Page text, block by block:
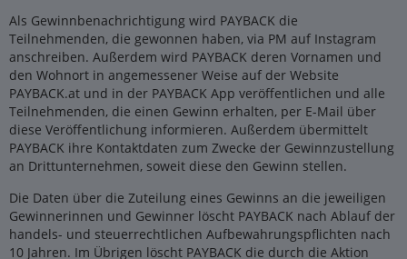
Als Gewinnbenachrichtigung wird PAYBACK die
Teilnehmenden, die gewonnen haben, via PM auf Instagram
anschreiben. Außerdem wird PAYBACK deren Vornamen und
den Wohnort in angemessener Weise auf der Website
PAYBACK.at und in der PAYBACK App veröffentlichen und alle
Teilnehmenden, die einen Gewinn erhalten, per E-Mail über
diese Veröffentlichung informieren. Außerdem übermittelt
PAYBACK ihre Kontaktdaten zum Zwecke der Gewinnzustellung
an Drittunternehmen, soweit diese den Gewinn stellen.
Die Daten über die Zuteilung eines Gewinns an die jeweiligen
Gewinnerinnen und Gewinner löscht PAYBACK nach Ablauf der
handels- und steuerrechtlichen Aufbewahrungspflichten nach
10 Jahren. Im Übrigen löscht PAYBACK die durch die Aktion